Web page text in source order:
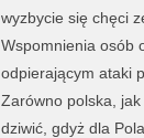
wyzbycie się chęci
Wspomnienia osób
odpierającym ataki
Zarówno polska,
dziwić, gdyż dla